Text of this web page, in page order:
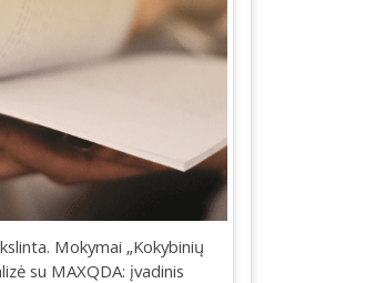
Mokymai „Kokybinių
su MAXQDA: įvadinis